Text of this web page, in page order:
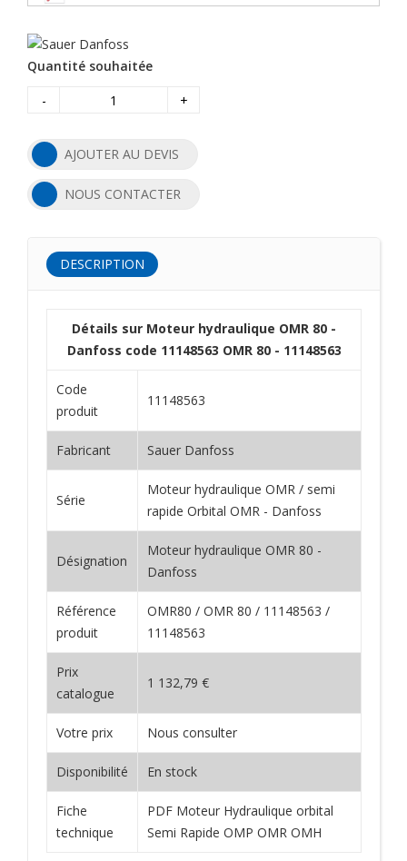
Quantité souhaitée
-
+
AJOUTER AU DEVIS
NOUS CONTACTER
DESCRIPTION
Détails sur Moteur hydraulique OMR 80 -
Danfoss code 11148563 OMR 80 - 11148563
Code
produit
11148563
Fabricant Sauer Danfoss
Série
Moteur hydraulique OMR / semi
rapide Orbital OMR - Danfoss
Désignation
Moteur hydraulique OMR 80 -
Danfoss
Référence
produit
OMR80 / OMR 80 / 11148563 /
11148563
Prix
catalogue
1 132,79 €
Votre prix Nous consulter
Disponibilité En stock
Fiche
technique
PDF Moteur Hydraulique orbital
Semi Rapide OMP OMR OMH